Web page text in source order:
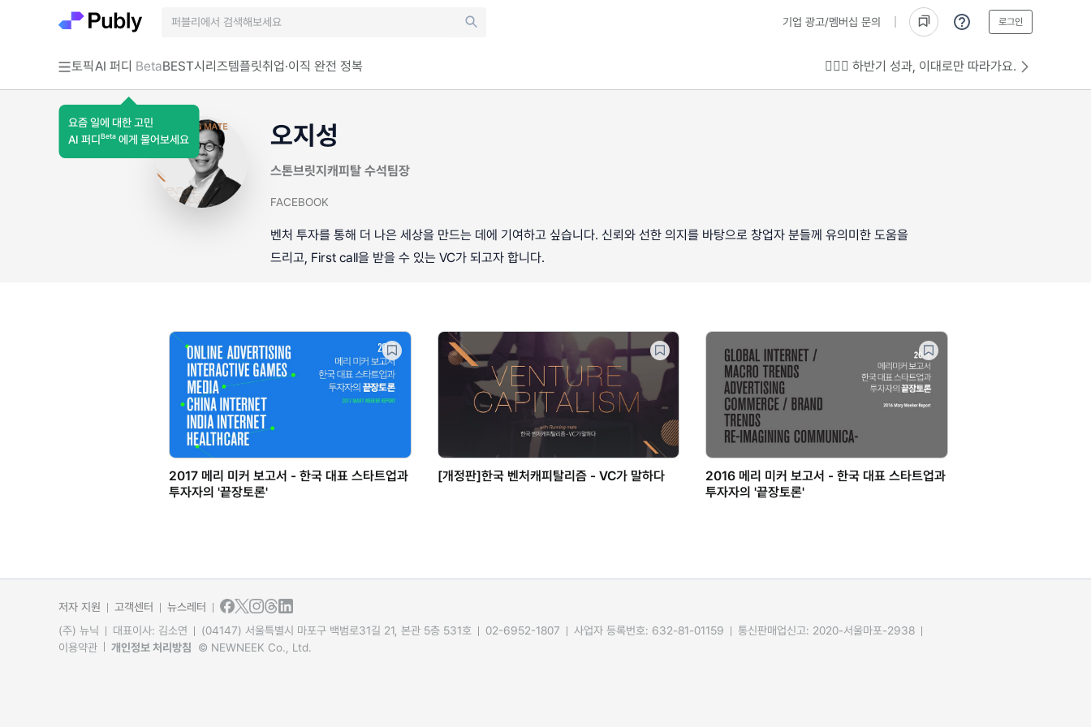
기업 광고/멤버십 문의 로그인
토픽AI 퍼디 Beta
요즘 일에 대한 고민
AI 퍼디 Beta 에게 물어보세요
BEST시리즈템플릿취업·이직 완전 정복 💁🏻‍♂️ 하반기 성과, 이대로만 따라가요.
오지성
스톤브릿지캐피탈 수석팀장
FACEBOOK
벤처 투자를 통해 더 나은 세상을 만드는 데에 기여하고 싶습니다. 신뢰와 선한 의지를 바탕으로 창업자 분들께 유의미한 도움을
드리고, First call을 받을 수 있는 VC가 되고자 합니다.
2017 메리 미커 보고서 - 한국 대표 스타트업과
투자자의 '끝장토론'
[개정판]한국 벤처캐피탈리즘 - VC가 말하다
2016 메리 미커 보고서 - 한국 대표 스타트업과
투자자의 '끝장토론'
저자 지원 고객센터
뉴스레터
(주) 뉴닉
대표이사: 김소연 (04147) 서울특별시 마포구 백범로31길 21, 본관 5층 531호 02-6952-1807 사업자 등록번호: 632-81-01159
통신판매업신고: 2020-서울마포-2938
이용약관
개인정보 처리방침 © NEWNEEK Co., Ltd.